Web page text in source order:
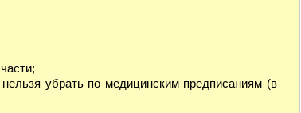
убрать по медицинским предписаниям (в